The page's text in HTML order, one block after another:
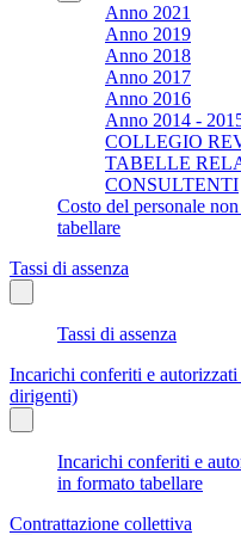
Anno 2021
Anno 2019
Anno 2018
Anno 2017
Anno 2016
Anno 2014 -
COLLEGIO
TABELLE
CONSULTENTI
Costo del personale
tabellare
Tassi di assenza
Tassi di assenza
Incarichi conferiti e
dirigenti)
Incarichi conferiti e
in formato tabellare
Contrattazione collettiva